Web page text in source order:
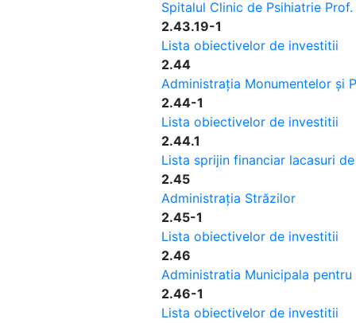
Spitalul Clinic de Psihiatrie
2.43.19-1
Lista obiectivelor de investitii
2.44
Administrația Monumentelor și
2.44-1
Lista obiectivelor de investitii
2.44.1
Lista sprijin financiar lacasuri
2.45
Administrația Străzilor
2.45-1
Lista obiectivelor de investitii
2.46
Administratia Municipala
2.46-1
Lista obiectivelor de investitii